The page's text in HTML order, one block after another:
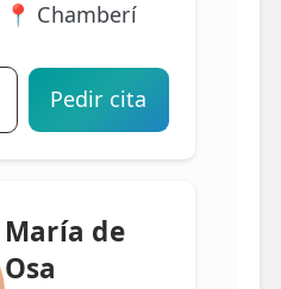
📍 Chamberí
Pedir cita
María de
Osa